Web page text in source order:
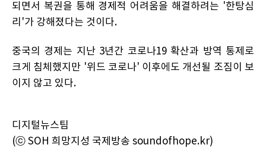
되면서 복권을 통해 경제적 어려움을 해결하려는 '한탕심
리'가 강해졌다는 것이다.
중국의 경제는 지난 3년간 코로나19 확산과 방역 통제로
크게 침체했지만 '위드 코로나' 이후에도 개선될 조짐이 보
이지 않고 있다.
디지털뉴스팀
(ⓒ SOH 희망지성 국제방송 soundofhope.kr)